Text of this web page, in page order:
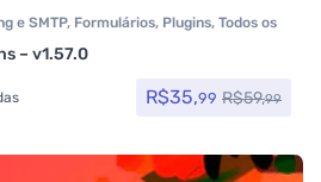
e SMTP, Formulários, Plugins, Todos os
– v1.57.0
R$35,99 R$59,99